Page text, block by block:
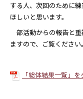
する人、次回のために
ほしいと思います。
部活動からの報告と
ますので、ご覧ください。
「総体結果一覧」